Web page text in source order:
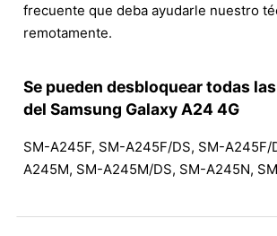
frecuente que deba ayudarle nuestro
remotamente.
Se pueden desbloquear todas
del Samsung Galaxy A24 4G
SM-A245F, SM-A245F/DS, SM-A245F/
A245M, SM-A245M/DS, SM-A245N,